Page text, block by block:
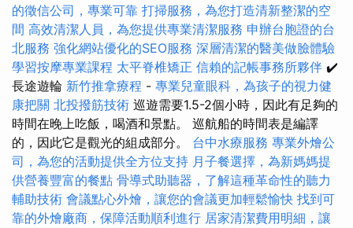
的徵信公司，專業可靠 打掃服務，為您打造清新整潔的空
間 高效清潔人員，為您提供專業清潔服務 申辦台胞證的台
北服務 強化網站優化的SEO服務 深層清潔的醫美做臉體驗
學習按摩專業課程 太平脊椎矯正 信賴的記帳事務所夥伴 ✔️
長途遊輪 新竹推拿療程 - 專業兒童眼科，為孩子的視力健
康把關 北投撥筋技術 巡遊需要1.5-2個小時，因此有足夠的
時間在晚上吃飯，喝酒和景點。 巡航船的時間表是編譯
的，因此它是觀光的組成部分。 台中水療服務 專業外燴公
司，為您的活動提供全方位支持 月子餐選擇，為新媽媽提
供營養豐富的餐點 骨導式助聽器，了解這種革命性的聽力
輔助技術 會議點心外燴，讓您的會議更加輕鬆愉快 找到可
靠的外燴廠商，保障活動順利進行 居家清潔費用明細，讓